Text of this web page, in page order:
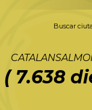
Buscar
( 7.638